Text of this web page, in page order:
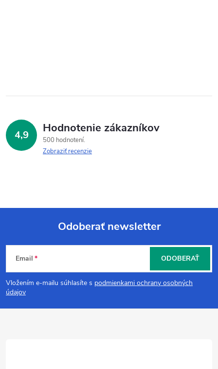
4,9 Hodnotenie zákazníkov
500 hodnotení
Zobraziť recenzie
Z
á
p
Odoberať newsletter
Email
Vložením e-mailu súhlasíte s podmienkami ochrany osobných
údajov
ODOBERAŤ